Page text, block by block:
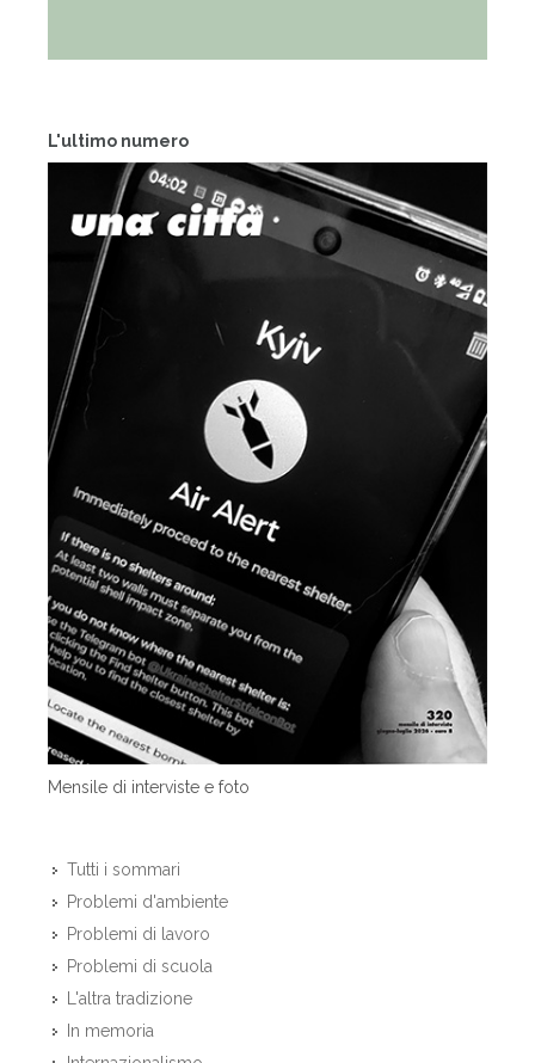
L'ultimo numero
Mensile di interviste e foto
Tutti i sommari
Problemi d'ambiente
Problemi di lavoro
Problemi di scuola
L'altra tradizione
In memoria